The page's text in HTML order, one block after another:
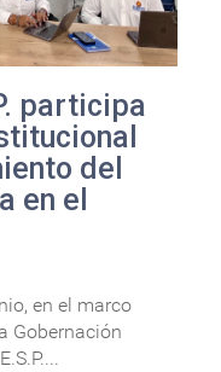
participa
del
en el
en el marco
Gobernación